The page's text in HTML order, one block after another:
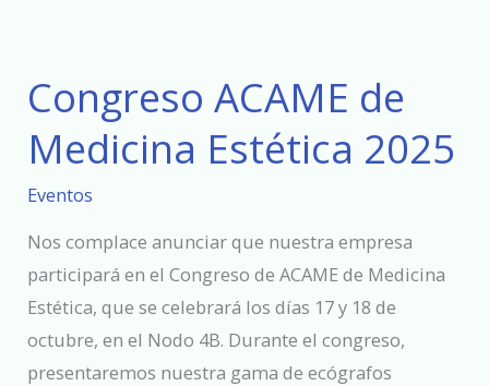
Congreso ACAME de
Medicina Estética 2025
Eventos
Nos complace anunciar que nuestra empresa
participará en el Congreso de ACAME de Medicina
Estética, que se celebrará los días 17 y 18 de
octubre, en el Nodo 4B. Durante el congreso,
presentaremos nuestra gama de ecógrafos
Congreso
ACAME
de
Medicina
2025